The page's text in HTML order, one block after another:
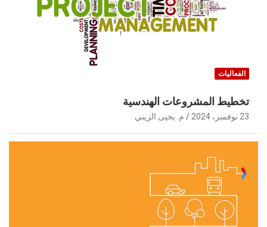
الفعاليات
تخطيط المشروعات الهندسية
23 نوفمبر، 2024 م. يحيى الزيني